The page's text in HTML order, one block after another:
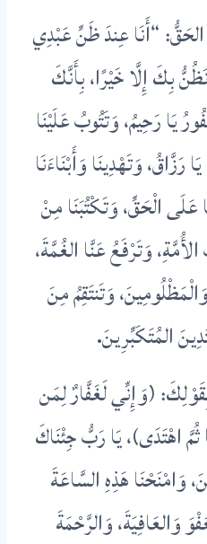
“أَنَا عِندَ ظَنِّ عَبْدِي
بِكَ إِلَّا خَيْرًا، بِأَنَّكَ
يَا رَحِيمُ، وَتَتُوبُ عَلَيْنَا
رَزَّاقُ، وَتَهْدِينَا وَأَبْنَاءَنَا
عَلَى الْحَقِّ، وَتَكْتُبَنَا مِنْ
وَتَرْفَعُ عَنَّا الغُمَّةَ،
وَتَنتَقِمُ مِنَ
المُتَكَبِّرِينَ.
(وَإِنِّي لَغَفَّارٌ لِمَن
اهْتَدَى)، يَا رَبُّ جِئْنَاكَ
وَامْنَحْنَا هَذِهِ السَّاعَةَ
وَالعَافِيَةَ، وَالرَّحْمَةَ